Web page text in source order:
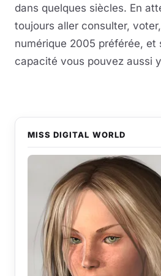
dans quelques siècles. En
toujours aller consulter,
numérique 2005 préférée, et
capacité vous pouvez aussi
MISS DIGITAL WORLD